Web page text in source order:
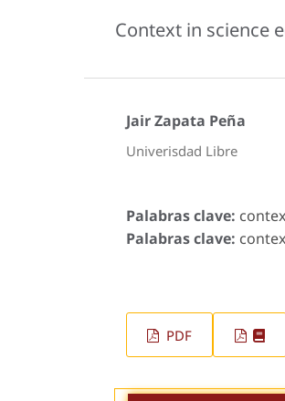
Context in science
Jair Zapata Peña
Univerisdad Libre
Palabras clave:
Palabras clave:
PDF